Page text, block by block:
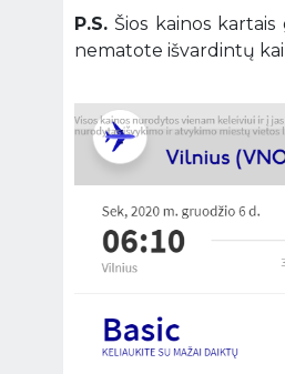
P.S. Šios kainos
nematote išvardintų